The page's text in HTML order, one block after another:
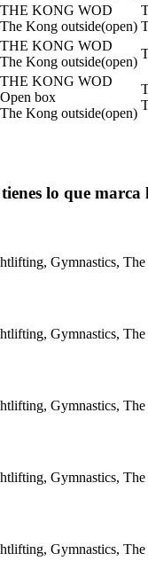
THE KONG WOD
The Kong outside(open)
THE KONG WOD
The Kong outside(open)
THE KONG WOD
Open box
The Kong outside(open)
lo que
Gymnastics,
Gymnastics,
Gymnastics,
Gymnastics,
Gymnastics,